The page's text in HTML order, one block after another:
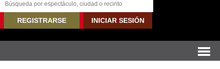
REGISTRARSE INICIAR SESIÓN